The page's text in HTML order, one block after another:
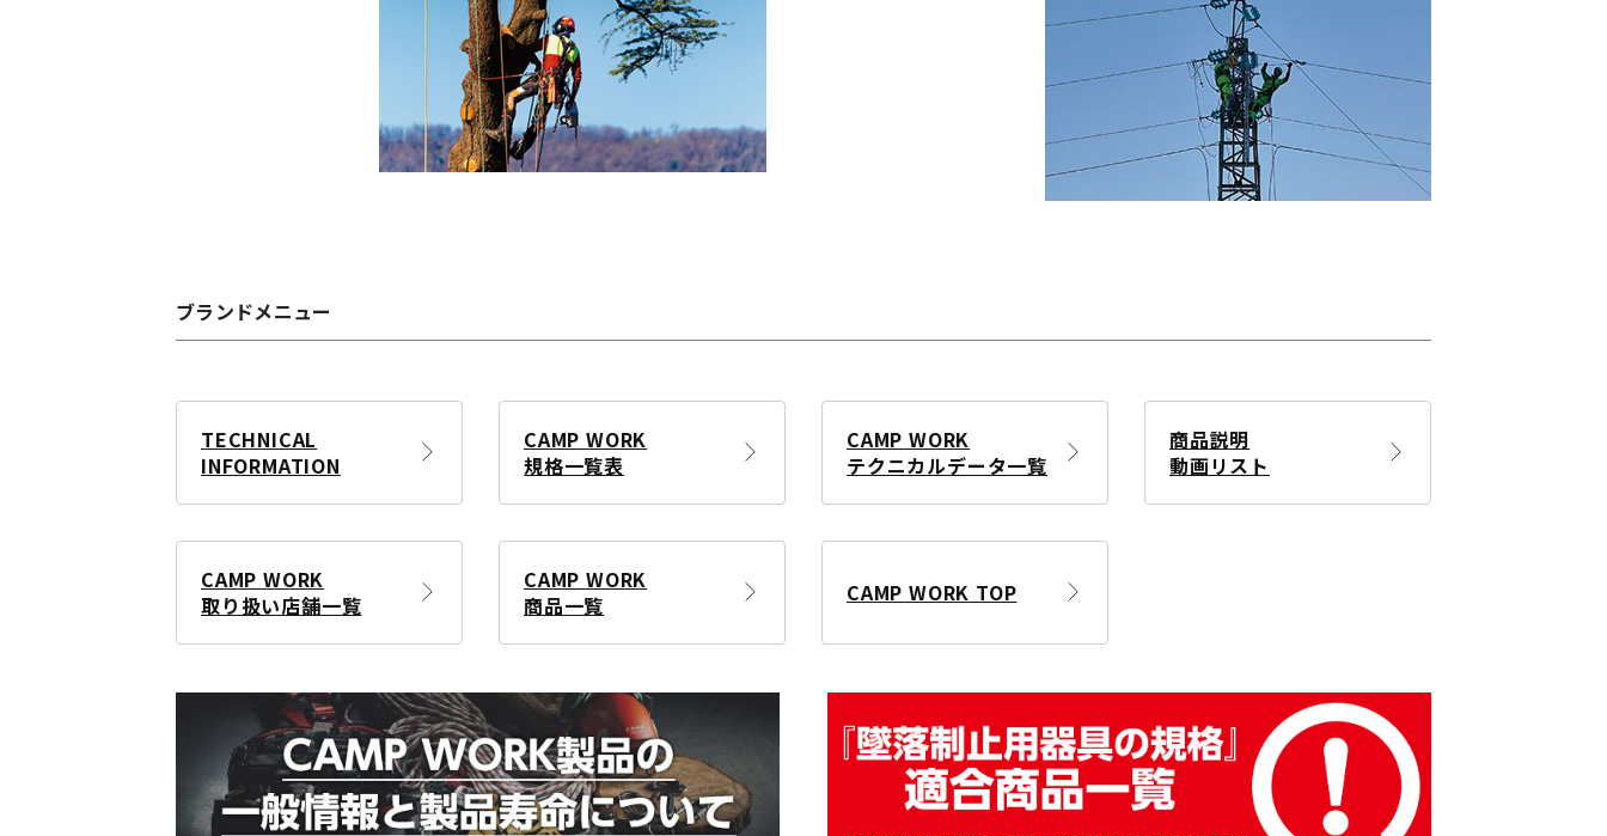
ブランドメニュー
TECHNICAL
INFORMATION
CAMP WORK
規格一覧表
CAMP WORK
テクニカルデータ一覧
商品説明
動画リスト
CAMP WORK
取り扱い店舗一覧
CAMP WORK
商品一覧
CAMP WORK TOP